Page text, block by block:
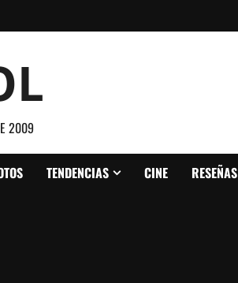
2009
TENDENCIAS CINE RESEÑAS